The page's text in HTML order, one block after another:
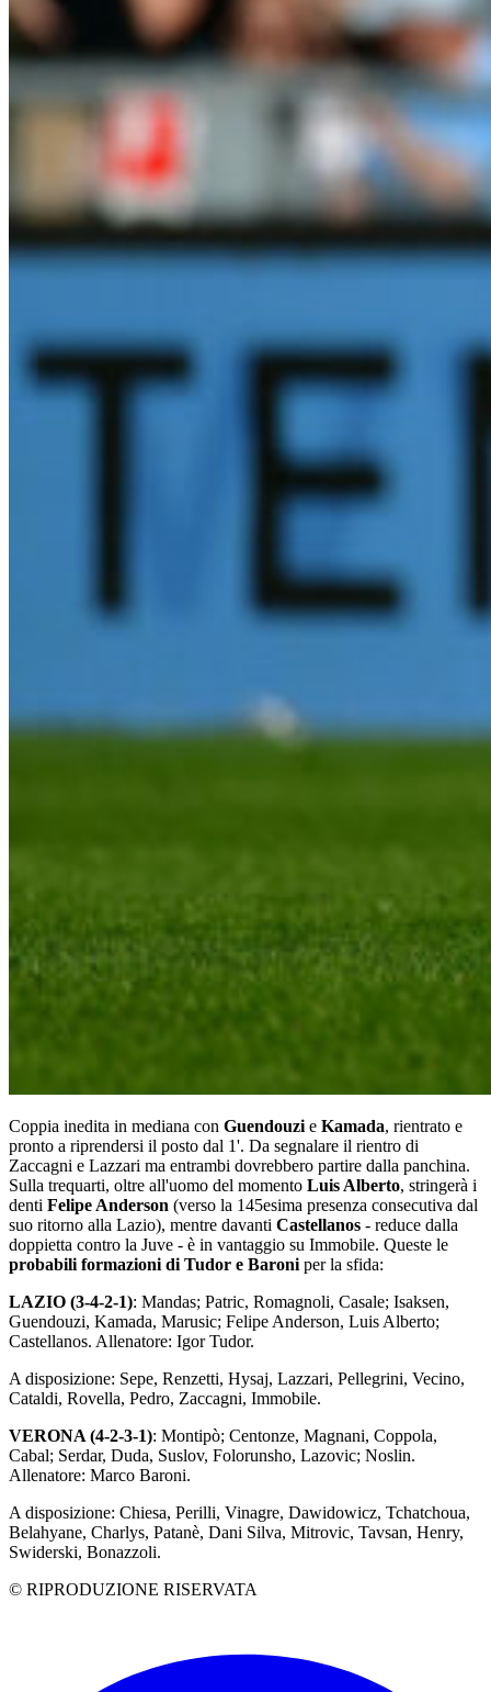
Coppia inedita in mediana con Guendouzi e Kamada, rientrato e
pronto a riprendersi il posto dal 1'. Da segnalare il rientro di
Zaccagni e Lazzari ma entrambi dovrebbero partire dalla panchina.
Sulla trequarti, oltre all'uomo del momento Luis Alberto, stringerà i
denti Felipe Anderson (verso la 145esima presenza consecutiva dal
suo ritorno alla Lazio), mentre davanti Castellanos - reduce dalla
doppietta contro la Juve - è in vantaggio su Immobile. Queste le
probabili formazioni di Tudor e Baroni per la sfida:
LAZIO (3-4-2-1): Mandas; Patric, Romagnoli, Casale; Isaksen,
Guendouzi, Kamada, Marusic; Felipe Anderson, Luis Alberto;
Castellanos. Allenatore: Igor Tudor.
A disposizione: Sepe, Renzetti, Hysaj, Lazzari, Pellegrini, Vecino,
Cataldi, Rovella, Pedro, Zaccagni, Immobile.
VERONA (4-2-3-1): Montipò; Centonze, Magnani, Coppola,
Cabal; Serdar, Duda, Suslov, Folorunsho, Lazovic; Noslin.
Allenatore: Marco Baroni.
A disposizione: Chiesa, Perilli, Vinagre, Dawidowicz, Tchatchoua,
Belahyane, Charlys, Patanè, Dani Silva, Mitrovic, Tavsan, Henry,
Swiderski, Bonazzoli.
© RIPRODUZIONE RISERVATA